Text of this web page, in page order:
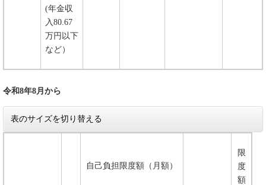
(年金収
入80.67
万円以下
など）
令和8年8月から
表のサイズを切り替える
自己負担限度額（月額）
限
度
額